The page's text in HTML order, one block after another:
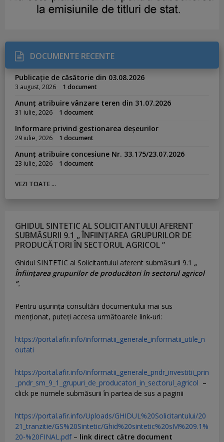
DOCUMENTE RECENTE
Publicație de căsătorie din 03.08.2026
3 august, 2026 1 document
Anunț atribuire vânzare teren din 31.07.2026
31 iulie, 2026 1 document
Informare privind gestionarea deșeurilor
29 iulie, 2026 1 document
Anunț atribuire concesiune Nr. 33.175/23.07.2026
23 iulie, 2026 1 document
VEZI TOATE ...
GHIDUL SINTETIC AL SOLICITANTULUI AFERENT
SUBMĂSURII 9.1 „ ÎNFIINȚAREA GRUPURILOR DE
PRODUCĂTORI ÎN SECTORUL AGRICOL ”
Ghidul SINTETIC al Solicitantului aferent submăsurii 9.1 „
Înființarea grupurilor de producători în sectorul agricol
”.
Pentru uşurinţa consultării documentului mai sus
menţionat, puteţi accesa următoarele link-uri:
https://portal.afir.info/informatii_generale_informatii_utile_n
outati
https://portal.afir.info/informatii_generale_pndr_investitii_prin
_pndr_sm_9_1_grupuri_de_producatori_in_sectorul_agricol –
click pe numele submăsurii în partea de sus a paginii
https://portal.afir.info/Uploads/GHIDUL%20Solicitantului/20
21_tranzitie/GS%20Sintetic/Ghid%20sintetic%20sM%209.1%
20-%20FINAL.pdf– link direct către document